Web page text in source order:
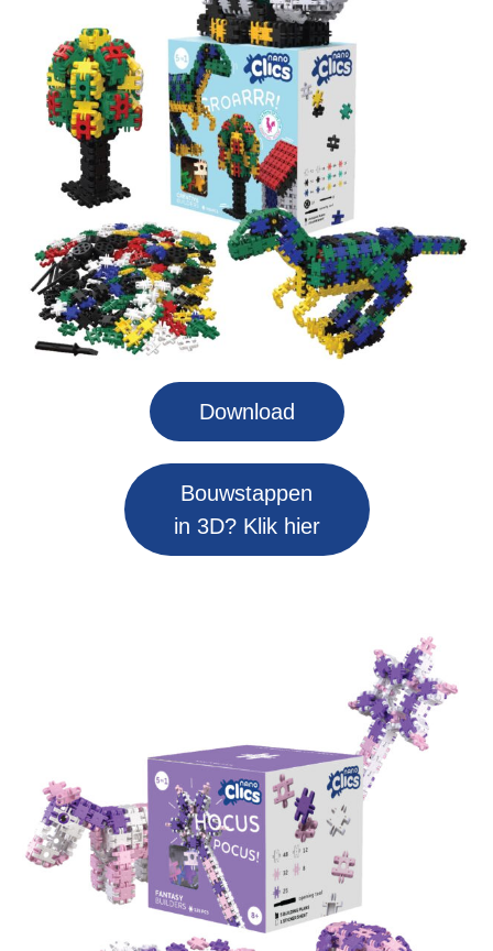
Download
Bouwstappen
in 3D? Klik hier